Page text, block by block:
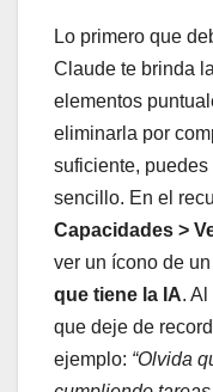
Lo primero que
Claude te brinda
elementos
eliminarla por
suficiente,
sencillo. En el
Capacidades >
ver un ícono de
que tiene la IA.
que deje de
ejemplo: “Olvida